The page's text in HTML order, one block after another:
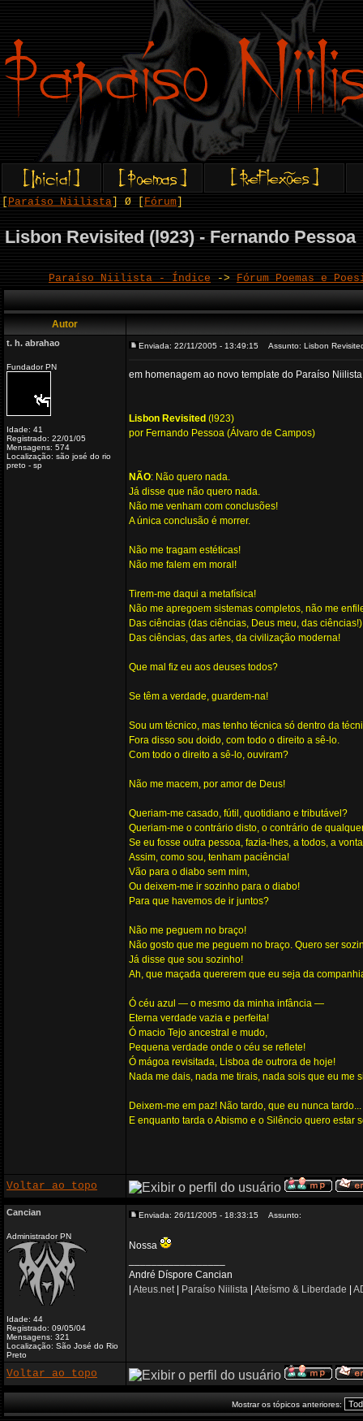
Paraíso Niilista ] Ø [ Fórum
Lisbon Revisited (l923) - Fernando Pessoa
Paraíso Niilista - Índice -> Fórum Poemas e
Autor
t. h. abrahao
Fundador PN
Idade: 41
Registrado: 22/01/05
Mensagens: 574
Localização: são josé do rio
preto - sp
Enviada: 22/11/2005 - 13:49:15 Assunto: Lisbon
em homenagem ao novo template do Paraíso
Lisbon Revisited (l923)
por Fernando Pessoa (Álvaro de Campos)
NÃO: Não quero nada.
Já disse que não quero nada.
Não me venham com conclusões!
A única conclusão é morrer.
Não me tragam estéticas!
Não me falem em moral!
Tirem-me daqui a metafísica!
Não me apregoem sistemas completos, não me
Das ciências (das ciências, Deus meu, das
Das ciências, das artes, da civilização moderna!
Que mal fiz eu aos deuses todos?
Se têm a verdade, guardem-na!
Sou um técnico, mas tenho técnica só dentro da
Fora disso sou doido, com todo o direito a sê-lo.
Com todo o direito a sê-lo, ouviram?
Não me macem, por amor de Deus!
Queriam-me casado, fútil, quotidiano e tributável?
Queriam-me o contrário disto, o contrário de
Se eu fosse outra pessoa, fazia-lhes, a todos, a
Assim, como sou, tenham paciência!
Vão para o diabo sem mim,
Ou deixem-me ir sozinho para o diabo!
Para que havemos de ir juntos?
Não me peguem no braço!
Não gosto que me peguem no braço. Quero ser
Já disse que sou sozinho!
Ah, que maçada quererem que eu seja da
Ó céu azul — o mesmo da minha infância —
Eterna verdade vazia e perfeita!
Ó macio Tejo ancestral e mudo,
Pequena verdade onde o céu se reflete!
Ó mágoa revisitada, Lisboa de outrora de hoje!
Nada me dais, nada me tirais, nada sois que eu me
Deixem-me em paz! Não tardo, que eu nunca tardo...
E enquanto tarda o Abismo e o Silêncio quero estar
Voltar ao topo
Cancian
Administrador PN
Idade: 44
Registrado: 09/05/04
Mensagens: 321
Localização: São José do Rio
Preto
Enviada: 26/11/2005 - 18:33:15 Assunto:
Nossa
André Díspore Cancian
Ateus.net| Paraíso Niilista Ateísmo & Liberdade
Voltar ao topo
Mostrar os tópicos anteriores: